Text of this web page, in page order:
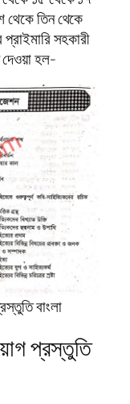
থেকে তিন থেকে
সহকারী
দেওয়া হল-
বাংলা
প্রস্তুতি